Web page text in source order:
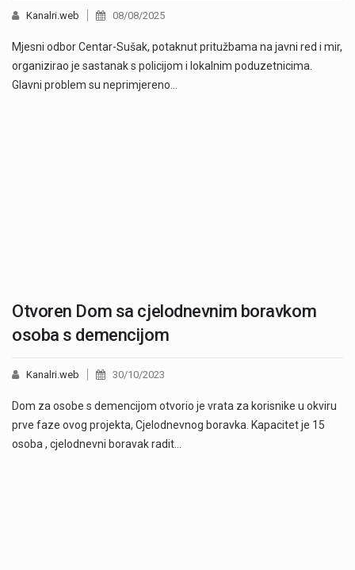
Kanalri.web 08/08/2025
Mjesni odbor Centar-Sušak, potaknut pritužbama na javni red i mir,
organizirao je sastanak s policijom i lokalnim poduzetnicima.
Glavni problem su neprimjereno…
Otvoren Dom sa cjelodnevnim boravkom
osoba s demencijom
Kanalri.web 30/10/2023
Dom za osobe s demencijom otvorio je vrata za korisnike u okviru
prve faze ovog projekta, Cjelodnevnog boravka. Kapacitet je 15
osoba , cjelodnevni boravak radit…